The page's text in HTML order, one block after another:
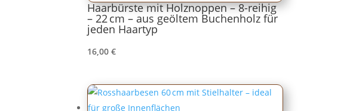
Haarbürste mit Holznoppen – 8-reihig
– 22 cm – aus geöltem Buchenholz für
jeden Haartyp
16,00 €